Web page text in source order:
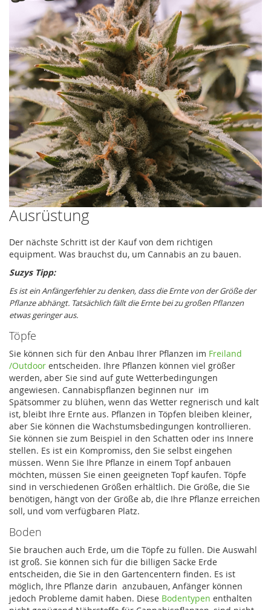
Ausrüstung
Der nächste Schritt ist der Kauf von dem richtigen
equipment. Was brauchst du, um Cannabis an zu bauen.
Suzys Tipp:
Es ist ein Anfängerfehler zu denken, dass die Ernte von der Größe der
Pflanze abhängt. Tatsächlich fällt die Ernte bei zu großen Pflanzen
etwas geringer aus.
Töpfe
Sie können sich für den Anbau Ihrer Pflanzen im Freiland
/Outdoor entscheiden. Ihre Pflanzen können viel größer
werden, aber Sie sind auf gute Wetterbedingungen
angewiesen. Cannabispflanzen beginnen nur im
Spätsommer zu blühen, wenn das Wetter regnerisch und kalt
ist, bleibt Ihre Ernte aus. Pflanzen in Töpfen bleiben kleiner,
aber Sie können die Wachstumsbedingungen kontrollieren.
Sie können sie zum Beispiel in den Schatten oder ins Innere
stellen. Es ist ein Kompromiss, den Sie selbst eingehen
müssen. Wenn Sie Ihre Pflanze in einem Topf anbauen
möchten, müssen Sie einen geeigneten Topf kaufen. Töpfe
sind in verschiedenen Größen erhältlich. Die Größe, die Sie
benötigen, hängt von der Größe ab, die Ihre Pflanze erreichen
soll, und vom verfügbaren Platz.
Boden
Sie brauchen auch Erde, um die Töpfe zu füllen. Die Auswahl
ist groß. Sie können sich für die billigen Säcke Erde
entscheiden, die Sie in den Gartencentern finden. Es ist
möglich, Ihre Pflanze darin anzubauen, Anfänger können
jedoch Probleme damit haben. Diese Bodentypen enthalten